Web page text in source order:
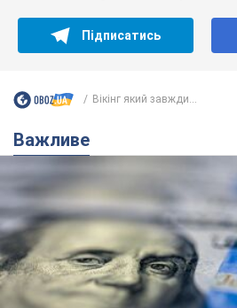
Банки "готуються" до
українцям розповіли, чого
найближчими днями
Яким буде курс валюти в обмінниках
6.08.2026 22:58 151,8 т.